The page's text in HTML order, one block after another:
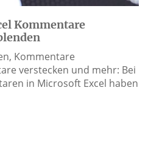
Kommentare
Kommentare
verstecken und mehr: Bei
in Microsoft Excel haben